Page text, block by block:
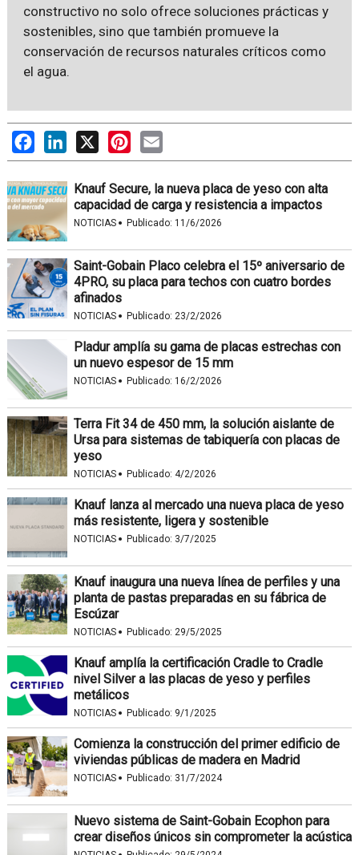
constructivo no solo ofrece soluciones prácticas y
sostenibles, sino que también promueve la
conservación de recursos naturales críticos como
el agua.
FacebookLinkedIn
X PinterestEmail
Knauf Secure, la nueva placa de yeso con alta
capacidad de carga y resistencia a impactos
NOTICIAS · Publicado: 11/6/2026
Saint-Gobain Placo celebra el 15º aniversario de
4PRO, su placa para techos con cuatro bordes
afinados
NOTICIAS · Publicado: 23/2/2026
Pladur amplía su gama de placas estrechas con
un nuevo espesor de 15 mm
NOTICIAS · Publicado: 16/2/2026
Terra Fit 34 de 450 mm, la solución aislante de
Ursa para sistemas de tabiquería con placas de
yeso
NOTICIAS · Publicado: 4/2/2026
Knauf lanza al mercado una nueva placa de yeso
más resistente, ligera y sostenible
NOTICIAS · Publicado: 3/7/2025
Knauf inaugura una nueva línea de perfiles y una
planta de pastas preparadas en su fábrica de
Escúzar
NOTICIAS · Publicado: 29/5/2025
Knauf amplía la certificación Cradle to Cradle
nivel Silver a las placas de yeso y perfiles
metálicos
NOTICIAS · Publicado: 9/1/2025
Comienza la construcción del primer edificio de
viviendas públicas de madera en Madrid
NOTICIAS · Publicado: 31/7/2024
Nuevo sistema de Saint-Gobain Ecophon para
crear diseños únicos sin comprometer la acústica